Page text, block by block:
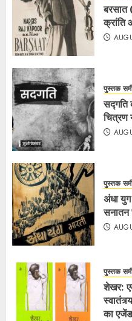
बरसात
क्रांति
पुस्तक
सद्गति
चित्रण
पुस्तक
अंधा युग
सनातन
पुस्तक
शेखर:
का